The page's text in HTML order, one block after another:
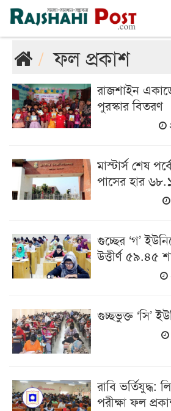
রাজশাহী শনিবার, ৮ই আগস্ট ২০২৬, ২৫শে শ্রাবণ ১৪৩৩
ফল প্রকাশ
রাজশাইন
পুরস্কার বিতরণ
মাস্টার্স শেষ
পাসের হার
গুচ্ছের ‘গ’
উত্তীর্ণ ৫৯.৪৫
গুচ্ছভুক্ত ‘সি’
রাবি ভর্তিযুদ্ধ:
পরীক্ষা ফল